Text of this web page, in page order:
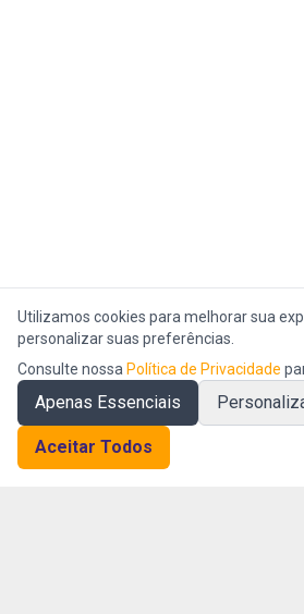
Utilizamos cookies para melhorar sua
personalizar suas preferências.
Consulte nossa Política de Privacidade
Apenas Essenciais
Aceitar Todos